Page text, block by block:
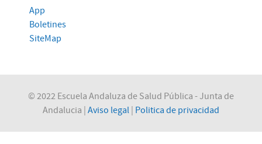
App
Boletines
SiteMap
© 2022 Escuela Andaluza de Salud Pública - Junta de
Andalucia | Aviso legal Politica de privacidad